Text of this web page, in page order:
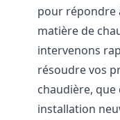
pour répondre
matière de
intervenons
résoudre vos
chaudière,
installation